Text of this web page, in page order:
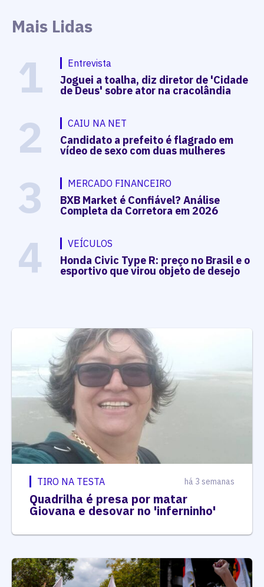
Mais Lidas
1 Entrevista
Joguei a toalha, diz diretor de 'Cidade
de Deus' sobre ator na cracolândia
2 CAIU NA NET
Candidato a prefeito é flagrado em
vídeo de sexo com duas mulheres
3 MERCADO FINANCEIRO
BXB Market é Confiável? Análise
Completa da Corretora em 2026
4 VEÍCULOS
Honda Civic Type R: preço no Brasil e o
esportivo que virou objeto de desejo
TIRO NA TESTA há 3 semanas
Quadrilha é presa por matar
Giovana e desovar no 'inferninho'